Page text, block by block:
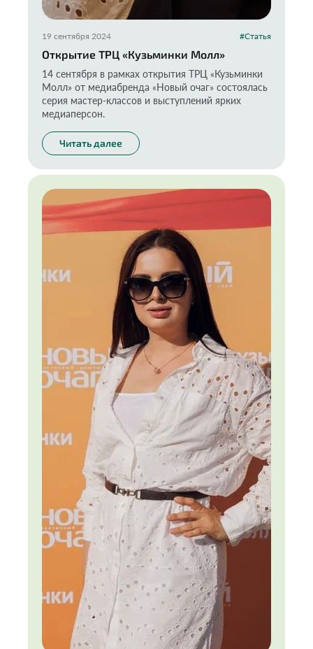
19 сентября 2024 #Статья
Открытие ТРЦ «Кузьминки Молл»
14 сентября в рамках открытия ТРЦ «Кузьминки
Молл» от медиабренда «Новый очаг» состоялась
серия мастер-классов и выступлений ярких
медиаперсон.
Читать далее